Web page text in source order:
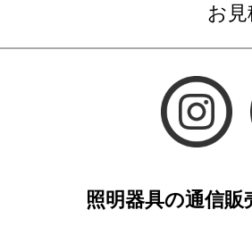
お
照明器具の通信